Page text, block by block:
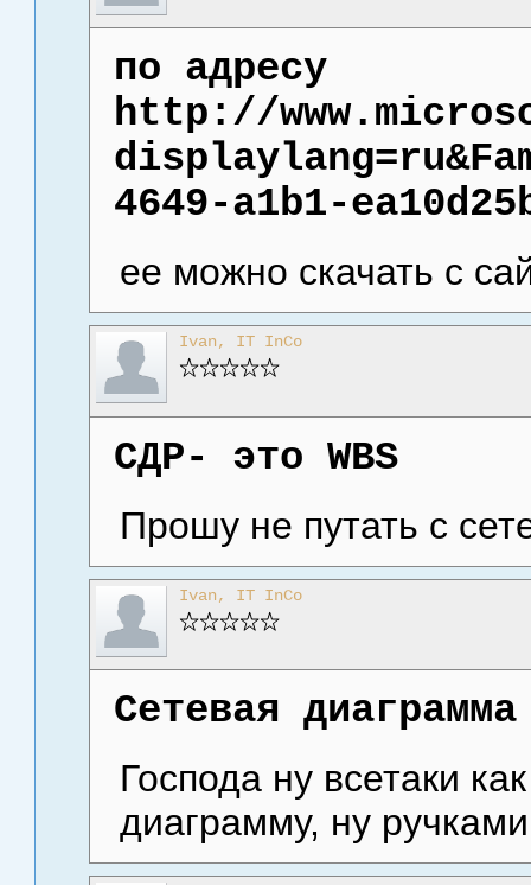
по адресу
http://
4649-a1b1-
ее можно скачать с
Ivan, IT InCo
СДР- это WBS
Прошу не путать с
Ivan, IT InCo
Сетевая диаграмма
Господа ну всетаки
диаграмму, ну